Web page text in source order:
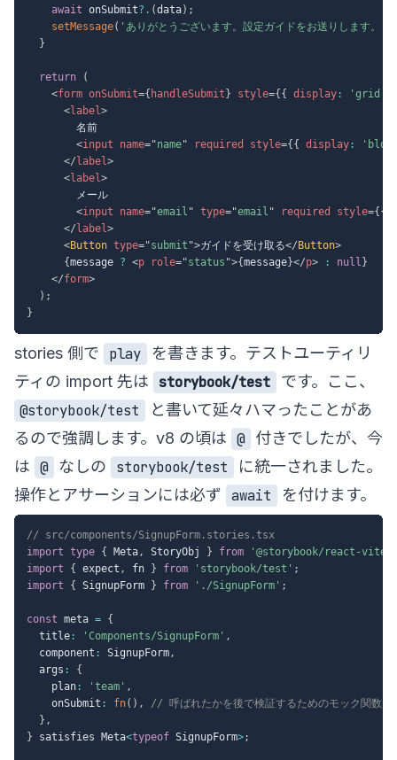
await onSubmit?. (data) ;
setMessage( 'ありがとうございます。設定ガイドをお送りします。'
}
return
(
<form onSubmit={ handleSubmit } style={ { display : 'grid'
<label>
        名前
<input name="name" required style={ { display :
</ label>
<label>
        メール
<input name="email " type="email " required style={ {
</ label>
<Button type="submit ">ガイドを受け取る</ Button>
{message ? <p role="status ">{message}</p> : null }
</form>
) ;
}
stories 側で play
を書きます。テストユーティリ
ティの import 先は storybook/test
です。ここ、
@storybook/test
と書いて延々ハマったことがあ
るので強調します。v8 の頃は @
付きでしたが、今
は @ なしの storybook/test
に統一されました。
操作とアサーションには必ず await を付けます。
// src/components/SignupForm.stories.tsx
import type { Meta, StoryObj } from '@storybook/react-vite'
import
{ expect , fn } from 'storybook/test' ;
import
{ SignupForm } from './SignupForm' ;
const meta = {
  title
: 'Components/SignupForm' ,
  component
: SignupForm,
  args
:
{
    plan
: 'team' ,
    onSubmit
: fn( ) ,
// 呼ばれたかを後で検証するためのモック関数
} ,
} satisfies Meta<typeof SignupForm>;